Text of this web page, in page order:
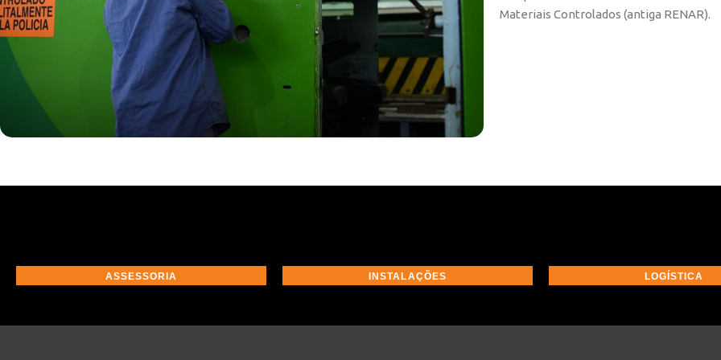
Materiais Controlados (antiga RENAR).
ASSESSORIA INSTALAÇÕES LOGÍSTICA